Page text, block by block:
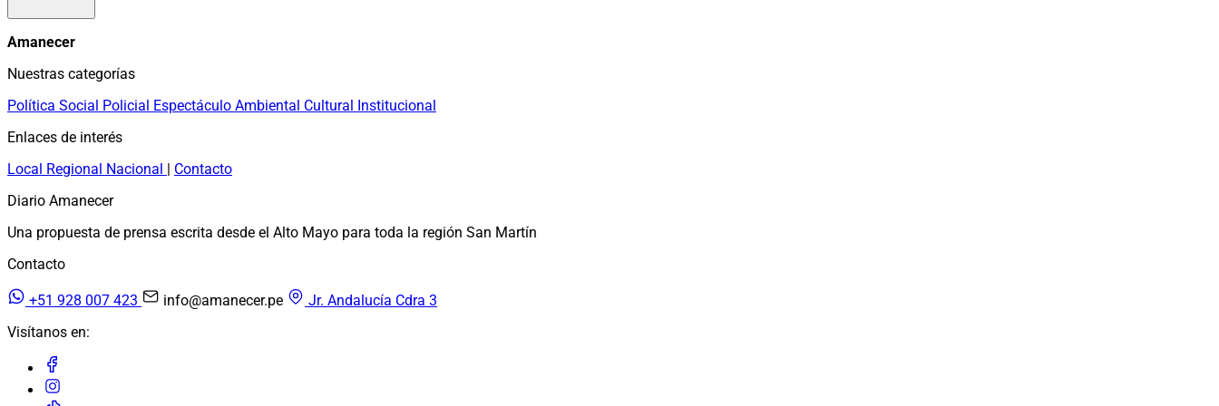
Amanecer
Nuestras categorías
Política Social Policial Espectáculo Ambiental Cultural Institucional
Enlaces de interés
Local Regional Nacional | Contacto
Diario Amanecer
Una propuesta de prensa escrita desde el Alto Mayo para toda la región San Martín
Contacto
+51 928 007 423 info@amanecer.pe
Jr. Andalucía Cdra 3
Visítanos en: